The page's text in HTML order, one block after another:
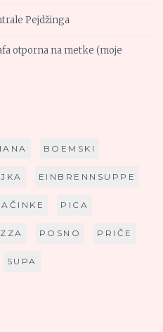
Pejdžinga
otporna na metke (moje
BOEMSKI
EINBRENNSUPPE
PICA
POSNO PRIČE
SUPA